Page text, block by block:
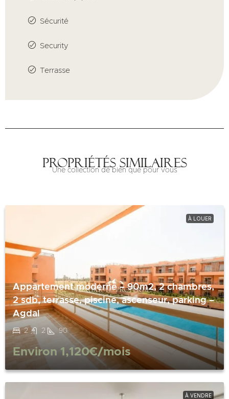
Sécurité
Security
Terrasse
Propriétés similaires
Une collection de bien que pour vous
À LOUER
Appartement moderne – 90m2, 2 chambres,
2 sdb, terrasse, piscine, ascenseur, parking –
Agdal
2 2 90
Environ 1,120€/mois
À VENDRE